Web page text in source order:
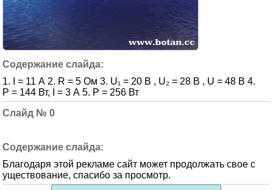
1. I = 11 А 2. R = 5 Ом 3. U₁ = 20 B , U₂ = 28 B , U = 48 В 4.
P = 144 Вт, I = 3 А 5. P = 256 Вт
0
Благодаря этой рекламе сайт может продолжать свое с
уществование, спасибо за просмотр.